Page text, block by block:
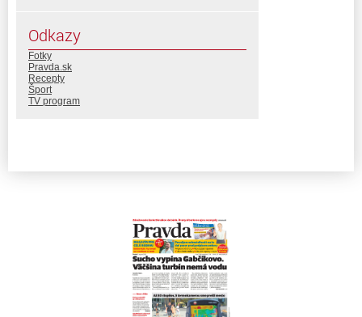
Odkazy
Fotky
Pravda.sk
Recepty
Šport
TV program